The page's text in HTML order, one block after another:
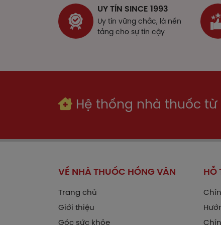
UY TÍN SINCE 1993
Uy tín vững chắc, là nền
tảng cho sự tin cậy
Hệ thống nhà thuốc từ
VỀ NHÀ THUỐC HỒNG VÂN
Trang chủ
Giới thiệu
Góc sức khỏe
HỖ